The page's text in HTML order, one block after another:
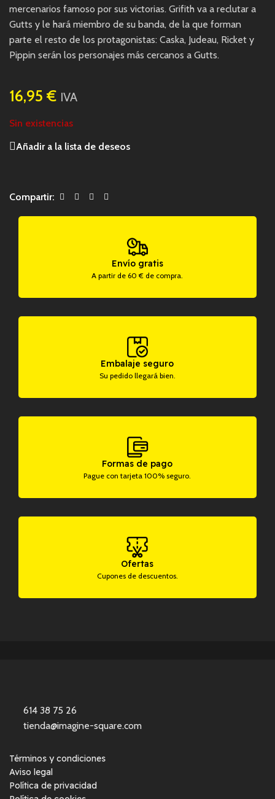
mercenarios famoso por sus victorias. Grifith va a reclutar a
Gutts y le hará miembro de su banda, de la que forman
parte el resto de los protagonistas: Caska, Judeau, Ricket y
Pippin serán los personajes más cercanos a Gutts.
16,95 € IVA
Sin existencias
Añadir a la lista de deseos
Compartir:
Envío gratis
A partir de 60 € de compra.
Embalaje seguro
Su pedido llegará bien.
Formas de pago
Pague con tarjeta 100% seguro.
Ofertas
Cupones de descuentos.
614 38 75 26
tienda@imagine-square.com
Términos y condiciones
Aviso legal
Política de privacidad